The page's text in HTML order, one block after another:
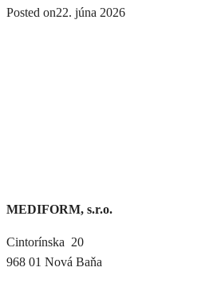
Posted on22. júna 2026
MEDIFORM, s.r.o.
Cintorínska 20
968 01 Nová Baňa